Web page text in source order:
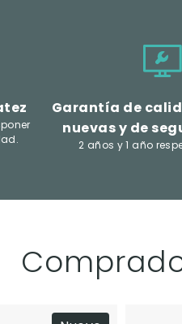
Garantía de
nuevas y de
2 años y 1 año